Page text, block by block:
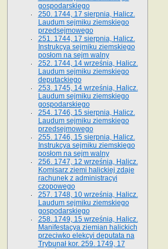
gospodarskiego
250. 1744, 17 sierpnia, Halicz.
Laudum sejmiku ziemskiego
przedsejmowego
251. 1744, 17 sierpnia, Halicz.
Instrukcya sejmiku ziemskiego
posłom na sejm walny
252. 1744, 14 września, Halicz.
Laudum sejmiku ziemskiego
deputackiego
253. 1745, 14 września, Halicz.
Laudum sejmiku ziemskiego
gospodarskiego
254. 1746, 15 sierpnia, Halicz.
Laudum sejmiku ziemskiego
przedsejmowego
255. 1746, 15 sierpnia, Halicz.
Instrukcya sejmiku ziemskiego
posłom na sejm walny
256. 1747, 12 września, Halicz.
Komisarz ziemi halickiej zdaje
rachunek z administracyi
czopowego
257. 1748, 10 września, Halicz.
Laudum sejmiku ziemskiego
gospodarskiego
258. 1749, 15 września, Halicz.
Manifestacya ziemian halickich
przeciwko elekcyi deputata na
Trybunał kor. 259. 1749, 17